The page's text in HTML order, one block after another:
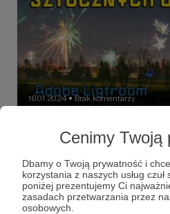
Cenimy Twoją
Dbamy o Twoją prywatność i
korzystania z naszych usług
poniżej prezentujemy Ci
zasadach przetwarzania przez
osobowych.
16.01.2024 ● Brak komentarzy
SZTUCZNE OGNIE - jak
Lightroom
W dzisiejszym filmie o tym, jak
sztucznych ogni.
sztuczne ognie fajerwerki